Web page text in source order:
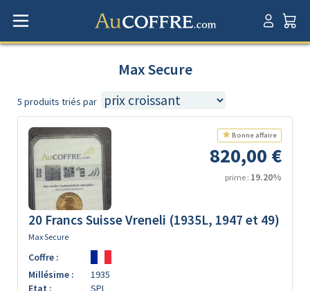
Max Secure
5 produits triés par
Bonne affaire
820,00 €
prime : 19.20%
20 Francs Suisse Vreneli (1935L, 1947 et 49)
Max Secure
Coffre :
Millésime :
1935
Etat :
SPL